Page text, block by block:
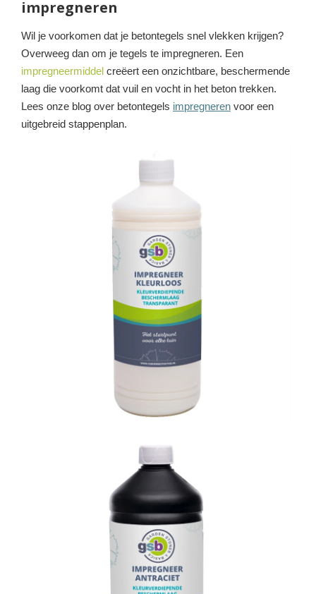
impregneren
Wil je voorkomen dat je betontegels snel vlekken krijgen?
Overweeg dan om je tegels te impregneren. Een
impregneermiddel creëert een onzichtbare, beschermende
laag die voorkomt dat vuil en vocht in het beton trekken.
Lees onze blog over betontegels impregneren voor een
uitgebreid stappenplan.